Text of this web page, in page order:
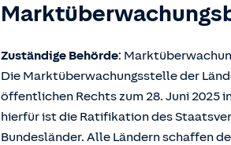
Zuständige Behörde:
Die Marktüberwachungsstelle der
öffentlichen Rechts zum 28. Juni 2025
hierfür ist die Ratifikation des
Bundesländer. Alle Ländern schaffen